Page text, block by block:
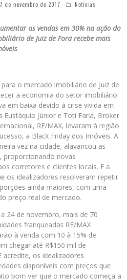
de novembro de 2017 Notícias
as vendas em 30% na ação do
de Juiz de Fora recebe mais
o mercado imobiliário de Juiz de
a economia do setor imobiliário
em baixa devido à crise vivida em
Júnior e Toti Faria, Broker
RE/MAX, levaram à região
a Black Friday dos Imóveis. A
vez na cidade, alavancou as
proporcionando novas
corretores e clientes locais. E a
os idealizadores resolveram repetir
ainda maiores, com uma
preço real de mercado.
24 de novembro, mais de 70
franqueadas RE/MAX
à venda com 10 à 15% de
chegar até R$150 mil de
os idealizadores
disponíveis com preços que
bom ver que o mercado começa a